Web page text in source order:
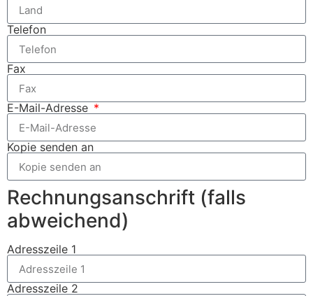
Telefon
Fax
E-Mail-Adresse
Kopie senden an
Rechnungsanschrift (falls
abweichend)
Adresszeile 1
Adresszeile 2